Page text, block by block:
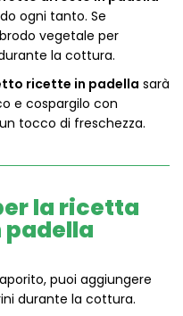
ogni tanto. Se
vegetale per
la cottura.
ricette in padella sarà
e cospargilo con
tocco di freschezza.
la ricetta
puoi aggiungere
durante la cottura.